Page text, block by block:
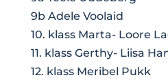
9b Adele Voolaid
10. klass Marta- Loore
11. klass Gerthy- Liisa
12. klass Meribel Pukk